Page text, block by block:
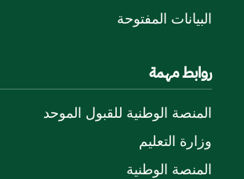
البيانات المفتوحة
روابط مهمة
المنصة الوطنية للقبول الموحد
وزارة التعليم
المنصة الوطنية